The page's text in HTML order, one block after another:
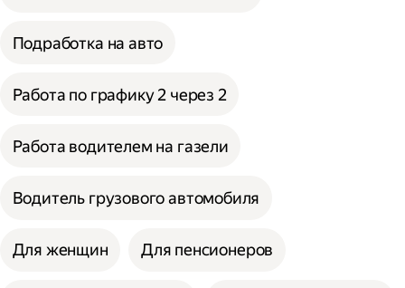
Подработка на авто
Работа по графику 2 через 2
Работа водителем на газели
Водитель грузового автомобиля
Для женщин Для пенсионеров